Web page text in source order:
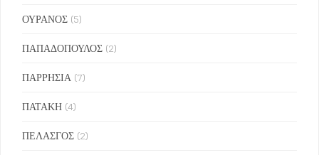
ΟΥΡΑΝΟΣ (5)
ΠΑΠΑΔΟΠΟΥΛΟΣ (2)
ΠΑΡΡΗΣΙΑ (7)
ΠΑΤΑΚΗ (4)
ΠΕΛΑΣΓΟΣ (2)